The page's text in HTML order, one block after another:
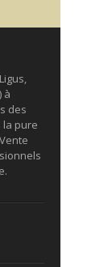
à
des
la pure